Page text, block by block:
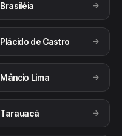
Brasiléia
Plácido de Castro
Mâncio Lima
Tarauacá